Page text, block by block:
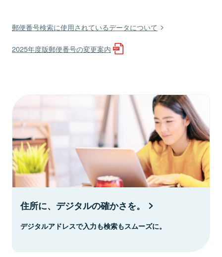
郵便番号検索に使用されているデータについて
2025年度版郵便番号の変更案内
住所に、デジタルの確かさを。
デジタルアドレスで入力も検索もスムーズに。